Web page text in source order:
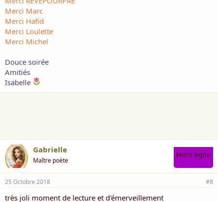
Merci Marc
Merci Hafid
Merci Loulette
Merci Michel
Douce soirée
Amitiés
Isabelle
Gabrielle
Maître poète
Hors ligne
25 Octobre 2018 #8
très joli moment de lecture et d'émerveillement